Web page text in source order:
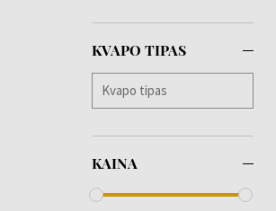
KVAPO TIPAS
KAINA